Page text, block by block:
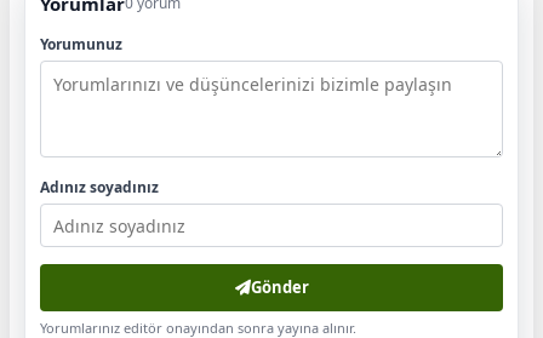
Yorumunuz
Adınız soyadınız
Gönder
Yorumlarınız editör onayından sonra yayına alınır.